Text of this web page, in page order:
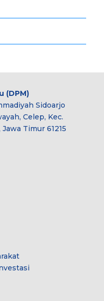
(DPM)
Sidoarjo
Celep, Kec.
Timur 61215